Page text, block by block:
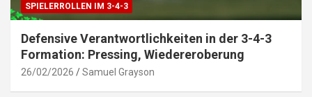
SPIELERROLLEN IM 3-4-3
Defensive Verantwortlichkeiten in der 3-4-3
Formation: Pressing, Wiedereroberung
26/02/2026 Samuel Grayson